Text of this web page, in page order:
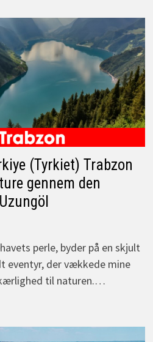
(Tyrkiet) Trabzon
gennem den
perle, byder på en skjult
eventyr, der vækkede mine
til naturen.…